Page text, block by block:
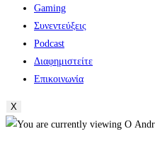
Gaming
Συνεντεύξεις
Podcast
Διαφημιστείτε
Επικοινωνία
X